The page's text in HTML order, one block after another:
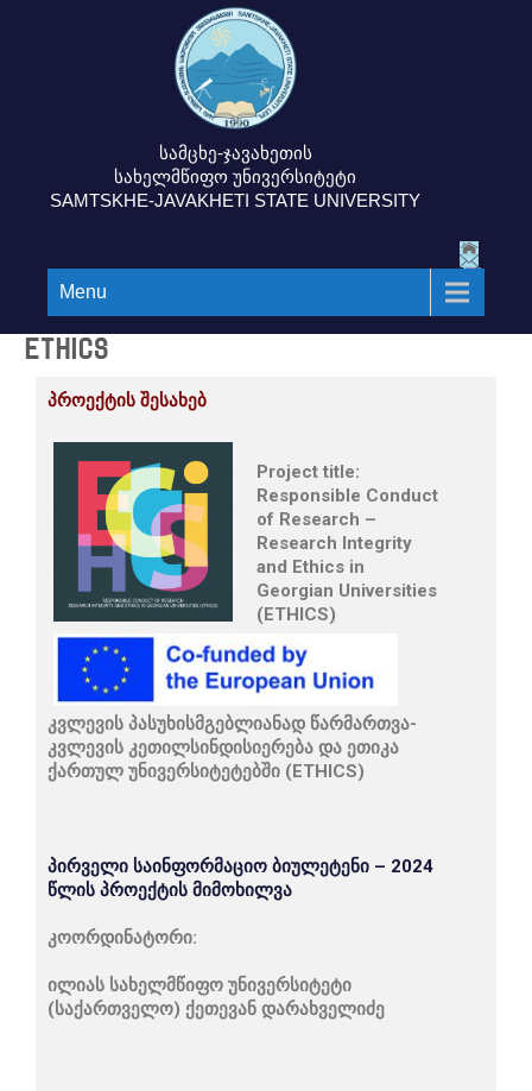
სამცხე-ჯავახეთის
სახელმწიფო უნივერსიტეტი
SAMTSKHE-JAVAKHETI STATE UNIVERSITY
Menu
ETHICS
პროექტის შესახებ
Project title:
Responsible Conduct
of Research –
Research Integrity
and Ethics in
Georgian Universities
(ETHICS)
კვლევის პასუხისმგებლიანად წარმართვა-
კვლევის კეთილსინდისიერება და ეთიკა
ქართულ უნივერსიტეტებში (ETHICS)
პირველი საინფორმაციო ბიულეტენი – 2024
წლის პროექტის მიმოხილვა
კოორდინატორი:
ილიას სახელმწიფო უნივერსიტეტი
(საქართველო) ქეთევან დარახველიძე